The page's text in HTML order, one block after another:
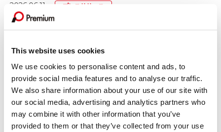
This website uses cookies
We use cookies to personalise content and ads, to
provide social media features and to analyse our traffic.
We also share information about your use of our site with
our social media, advertising and analytics partners who
may combine it with other information that you’ve
provided to them or that they’ve collected from your use
2026.06.11 プレスリリース
【カープレミア×ポケットカード】オートクレジットと同時
に申し込めるクレジットカード 「...
2026.05.15 プレスリリース
プレミアグループ、バイク王&カンパニー社との合弁会社
「RIDE＆LINK」が...
GROUP COMPANY